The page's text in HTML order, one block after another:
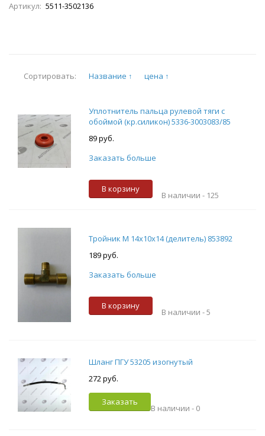
Артикул: 5511-3502136
Сортировать: Название ↑ цена ↑
Уплотнитель пальца рулевой тяги с
обоймой (кр.силикон) 5336-3003083/85
89 руб.
Заказать больше
В корзину
В наличии - 125
Тройник М 14х10х14 (делитель) 853892
189 руб.
Заказать больше
В корзину
В наличии -5
Шланг ПГУ 53205 изогнутый
272 руб.
Заказать
В наличии - 0